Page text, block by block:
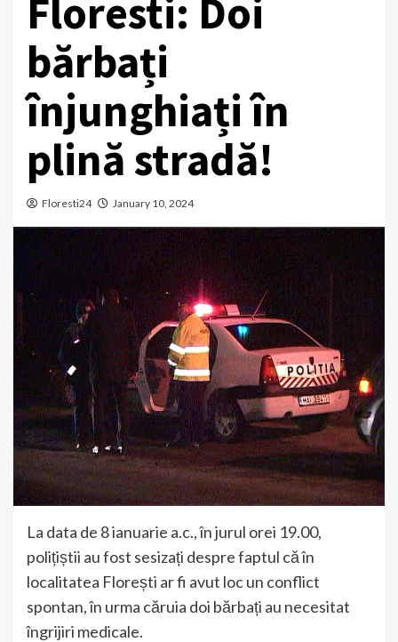
Floresti: Doi
bărbați
înjunghiați în
plină stradă!
Floresti24 January 10, 2024
La data de 8 ianuarie a.c., în jurul orei 19.00,
polițiștii au fost sesizați despre faptul că în
localitatea Florești ar fi avut loc un conflict
spontan, în urma căruia doi bărbați au necesitat
îngrijiri medicale.